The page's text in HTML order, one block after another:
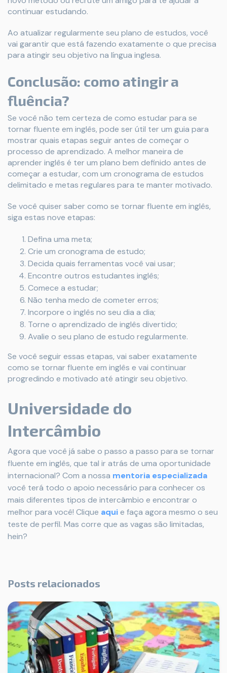
continuar estudando.
Ao atualizar regularmente seu plano de estudos, você
vai garantir que está fazendo exatamente o que precisa
para atingir seu objetivo na língua inglesa.
Conclusão: como atingir a
fluência?
Se você não tem certeza de como estudar para se
tornar fluente em inglês, pode ser útil ter um guia para
mostrar quais etapas seguir antes de começar o
processo de aprendizado. A melhor maneira de
aprender inglês é ter um plano bem definido antes de
começar a estudar, com um cronograma de estudos
delimitado e metas regulares para te manter motivado.
Se você quiser saber como se tornar fluente em inglês,
siga estas nove etapas:
Defina uma meta;
Crie um cronograma de estudo;
Decida quais ferramentas você vai usar;
Encontre outros estudantes inglês;
Comece a estudar;
Não tenha medo de cometer erros;
Incorpore o inglês no seu dia a dia;
Torne o aprendizado de inglês divertido;
Avalie o seu plano de estudo regularmente.
Se você seguir essas etapas, vai saber exatamente
como se tornar fluente em inglês e vai continuar
progredindo e motivado até atingir seu objetivo.
Universidade do
Intercâmbio
Agora que você já sabe o passo a passo para se tornar
fluente em inglês, que tal ir atrás de uma oportunidade
internacional? Com a nossa mentoria especializada
você terá todo o apoio necessário para conhecer os
mais diferentes tipos de intercâmbio e encontrar o
melhor para você! Clique aquie faça agora mesmo o seu
teste de perfil. Mas corre que as vagas são limitadas,
hein?
Posts relacionados